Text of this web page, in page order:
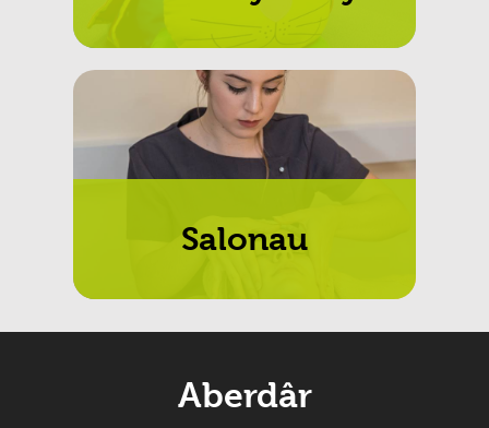
Salonau
Aberdâr